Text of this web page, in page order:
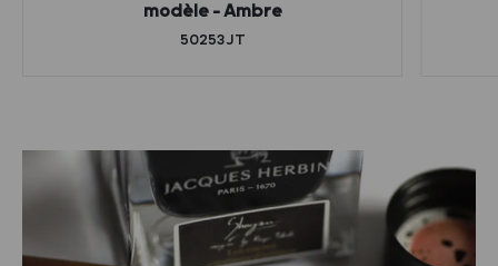
modèle – Ambre
50253JT